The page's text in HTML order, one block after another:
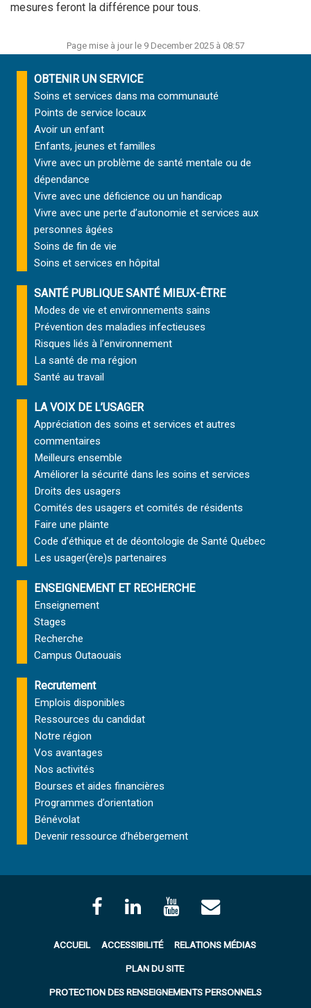
mesures feront la différence pour tous.
Page mise à jour le 9 December 2025 à 08:57
OBTENIR UN SERVICE
Soins et services dans ma communauté
Points de service locaux
Avoir un enfant
Enfants, jeunes et familles
Vivre avec un problème de santé mentale ou de
dépendance
Vivre avec une déficience ou un handicap
Vivre avec une perte d’autonomie et services aux
personnes âgées
Soins de fin de vie
Soins et services en hôpital
SANTÉ PUBLIQUE SANTÉ MIEUX-ÊTRE
Modes de vie et environnements sains
Prévention des maladies infectieuses
Risques liés à l’environnement
La santé de ma région
Santé au travail
LA VOIX DE L’USAGER
Appréciation des soins et services et autres
commentaires
Meilleurs ensemble
Améliorer la sécurité dans les soins et services
Droits des usagers
Comités des usagers et comités de résidents
Faire une plainte
Code d’éthique et de déontologie de Santé Québec
Les usager(ère)s partenaires
ENSEIGNEMENT ET RECHERCHE
Enseignement
Stages
Recherche
Campus Outaouais
Recrutement
Emplois disponibles
Ressources du candidat
Notre région
Vos avantages
Nos activités
Bourses et aides financières
Programmes d’orientation
Bénévolat
Devenir ressource d’hébergement
ACCUEIL ACCESSIBILITÉ RELATIONS MÉDIAS
PLAN DU SITE
PROTECTION DES RENSEIGNEMENTS PERSONNELS